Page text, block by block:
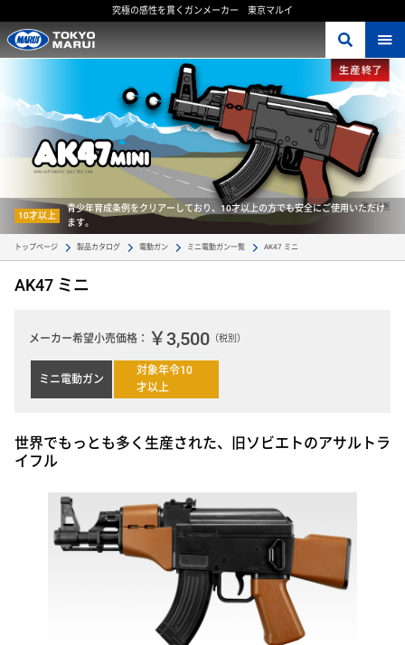
究極の感性を貫くガンメーカー 東京マルイ
10才以上
青少年育成条例をクリアーしており、10才以上の方でも安全にご使用いただけ
ます。
トップページ 製品カタログ 電動ガン ミニ電動ガン一覧 AK47 ミニ
AK47 ミニ
メーカー希望小売価格： ￥3,500 （税別）
ミニ電動ガン
対象年令10
才以上
世界でもっとも多く生産された、旧ソビエトのアサルトラ
イフル